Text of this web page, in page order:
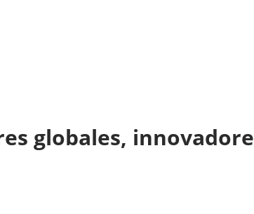
globales,